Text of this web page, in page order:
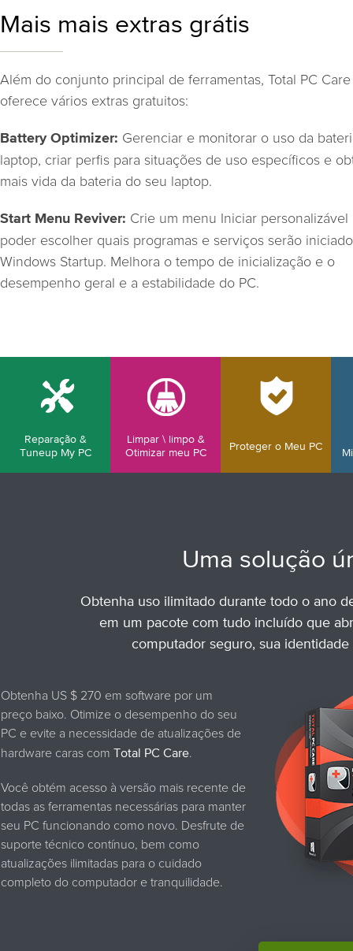
Mais mais extras grátis
Além do conjunto principal de ferramentas, Total PC Care
oferece vários extras gratuitos:
Battery Optimizer: Gerenciar e monitorar o uso da
laptop, criar perfis para situações de uso específicos e
mais vida da bateria do seu laptop.
Start Menu Reviver: Crie um menu Iniciar personalizável
poder escolher quais programas e serviços serão
Windows Startup. Melhora o tempo de inicialização e o
desempenho geral e a estabilidade do PC.
Reparação &
Tuneup My PC
Limpar \ limpo &
Otimizar meu PC
Proteger o Meu PC
Uma solução
Obtenha uso ilimitado durante todo o ano
em um pacote com tudo incluído que
computador seguro, sua
Obtenha US $ 270 em software por um
preço baixo. Otimize o desempenho do seu
PC e evite a necessidade de atualizações de
hardware caras com Total PC Care.
Você obtém acesso à versão mais recente de
todas as ferramentas necessárias para manter
seu PC funcionando como novo. Desfrute de
suporte técnico contínuo, bem como
atualizações ilimitadas para o cuidado
completo do computador e tranquilidade.